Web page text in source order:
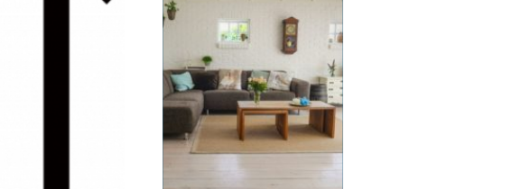
och tyst, medan resten
av dagen kan ägnas åt
annat. För många
handlar valet inte bara
om...